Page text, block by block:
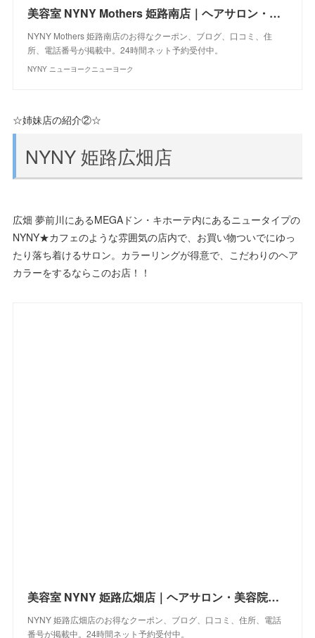
美容室 NYNY Mothers 姫路南店｜ヘアサロン・美容院｜ニューヨークニューヨーク
NYNY Mothers 姫路南店のお得なクーポン、ブログ、口コミ、住
所、電話番号が掲載中。24時間ネット予約受付中。
NYNY ニューヨークニューヨーク
☆姉妹店の紹介②☆
NYNY 姫路広畑店
広畑 夢前川にあるMEGAドン・キホーテ内にあるニュータイプの
NYNY★カフェのような雰囲気の店内で、お買い物ついでにゆっ
たり落ち着けるサロン。カラーリングが得意で、こだわりのヘア
カラーをするならこのお店！！
美容室 NYNY 姫路広畑店｜ヘアサロン・美容院｜ニューヨークニューヨーク
NYNY 姫路広畑店のお得なクーポン、ブログ、口コミ、住所、電話
番号が掲載中。24時間ネット予約受付中。